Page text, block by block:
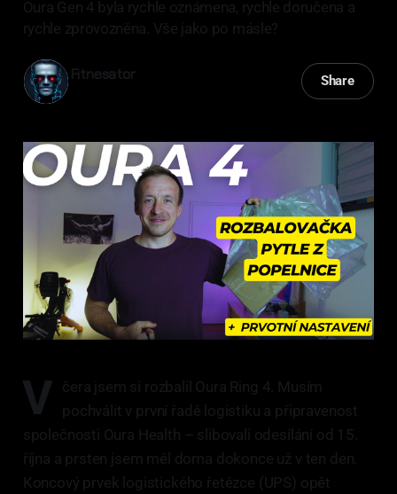
Oura Gen 4 byla rychle oznámena, rychle doručena a
rychle zprovozněna. Vše jako po másle?
Fitnesator Share
V čera jsem si rozbalil Oura Ring 4. Musím
pochválit v první řadě logistiku a připravenost
společnosti Oura Health – slibovali odesílání od 15.
října a prsten jsem měl doma dokonce už v ten den.
Koncový prvek logistického řetězce (UPS) opět